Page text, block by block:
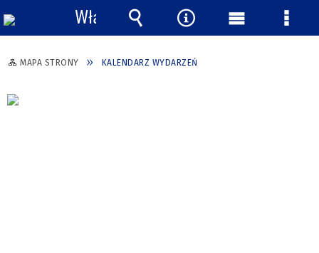
MAPA STRONY KALENDARZ WYDARZEŃ
Włącz
powiadomienia
Wyszukiwarka
Narzędzia
Menu Menu